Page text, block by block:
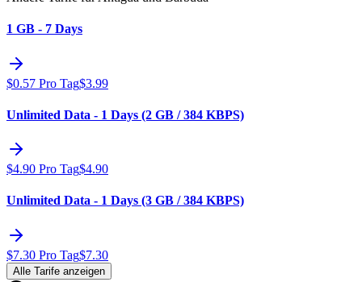
1 GB - 7 Days
$0.57 Pro Tag$3.99
Unlimited Data - 1 Days (2 GB / 384 KBPS)
$4.90 Pro Tag$4.90
Unlimited Data - 1 Days (3 GB / 384 KBPS)
$7.30 Pro Tag$7.30
Alle Tarife anzeigen